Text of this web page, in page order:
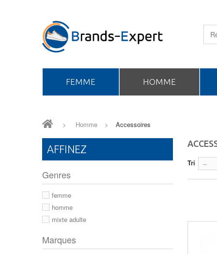
FEMME HOMME
> Homme > Accessoires
Tri --
AFFINEZ
Genres
femme
homme
mixte adulte
Marques